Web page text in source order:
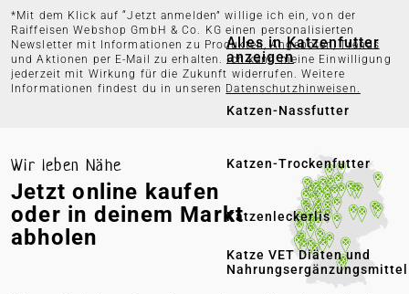
Alles in Katzenfutter
anzeigen
Katzen-Nassfutter
Katzen-Trockenfutter
Katzenleckerlis
Katze VET Diäten und
Nahrungsergänzungsmittel
*Mit dem Klick auf “Jetzt anmelden” willige ich ein, von der
Raiffeisen Webshop GmbH & Co. KG einen personalisierten
Newsletter mit Informationen zu Produkten, Angeboten, Trends
und Aktionen per E-Mail zu erhalten. Ich kann meine Einwilligung
jederzeit mit Wirkung für die Zukunft widerrufen. Weitere
Informationen findest du in unseren Datenschutzhinweisen.
Wir leben Nähe
Jetzt online kaufen
oder in deinem Markt
abholen